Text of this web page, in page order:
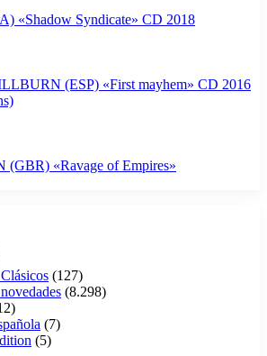
«Shadow Syndicate» CD 2018
(ESP) «First mayhem» CD 2016
«Ravage of Empires»
(127)
(8.298)
(7)
(5)